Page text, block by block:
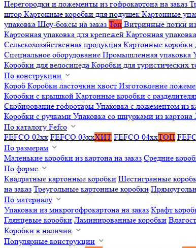
Перегородки и ложементы из гофрокартона на заказ
штор Картонные коробки для подушек Картонные
упаковка Шоу-боксы на заказ Топ Витринные лотки из
Картонная упаковка для крепежей Картонная
Сельскохозяйственная продукция Картонные коробки
Специальное оборудование Промышленная упаковка
Коробки для велосипеда Коробки для туристических
По конструкции
Короб Коробки ласточкин хвост Изготовление
Коробки с крышкой Картонные коробки с
Скобирование гофротары Упаковка с ложементом из
Коробки с ручками Упаковка со шнурками из картона
По каталогу Fefco
FEFCO 02xx FEFCO 03xxХИТ FEFCO 04xxТОП
По размерам
Маленькие коробки из картона на заказ Средние
По форме
Квадратные картонные коробки Шестигранные
на заказ Треугольные картонные коробки
По материалу
Упаковки из микрогофрокартона на заказ Крафт
Глянцевые коробки Ламинированные коробки
Коробки в наличии
Популярные конструкции